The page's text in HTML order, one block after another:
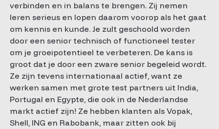
verbinden en in balans te brengen. Zij nemen
leren serieus en lopen daarom voorop als het gaat
om kennis en kunde. Je zult geschoold worden
door een senior technisch of functioneel tester
om je groeipotentieel te verbeteren. De kans is
groot dat je door een zware senior begeleid wordt.
Ze zijn tevens internationaal actief, want ze
werken samen met grote test partners uit India,
Portugal en Egypte, die ook in de Nederlandse
markt actief zijn! Ze hebben klanten als Vopak,
Shell, ING en Rabobank, maar zitten ook bij